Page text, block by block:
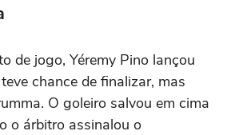
de jogo, Yéremy Pino lançou
chance de finalizar, mas
O goleiro salvou em cima
o árbitro assinalou o